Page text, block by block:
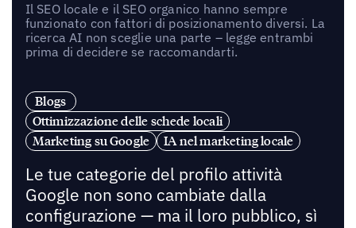
Il SEO locale e il SEO organico hanno sempre
funzionato con fattori di posizionamento diversi. La
ricerca AI non sceglie una parte – legge entrambi
prima di decidere se raccomandarti.
Blogs
Ottimizzazione delle schede locali
Marketing su Google
IA nel marketing locale
Le tue categorie del profilo attività
Google non sono cambiate dalla
configurazione — ma il loro pubblico, sì